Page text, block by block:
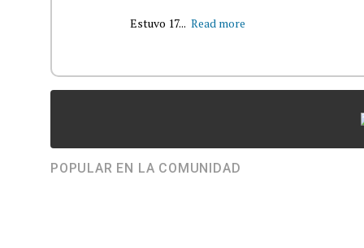
Estuvo 17... Read more
POPULAR EN LA COMUNIDAD